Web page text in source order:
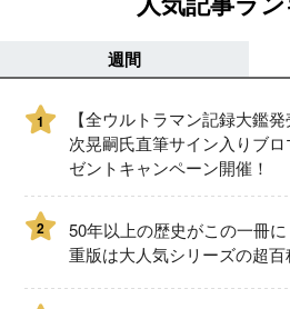
週間
1
【全ウルトラマン記録大鑑
次晃嗣氏直筆サイン入りブロ
ゼントキャンペーン開催！
2
50年以上の歴史がこの一冊
重版は大人気シリーズの超百